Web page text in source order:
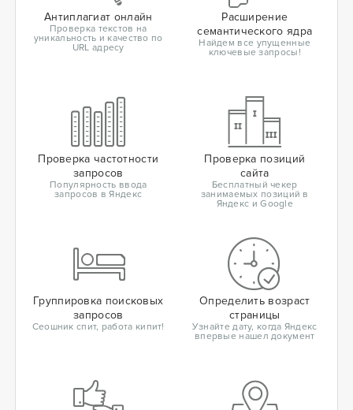
Антиплагиат онлайн
Проверка текстов на
уникальность и качество по
URL адресу
Расширение
семантического ядра
Найдем все упущенные
ключевые запросы!
Проверка частотности
запросов
Популярность ввода
запросов в Яндекс
Проверка позиций
сайта
Бесплатный чекер
занимаемых позиций в
Яндекс и Google
Группировка поисковых
запросов
Сеошник спит, работа кипит!
Определить возраст
страницы
Узнайте дату, когда Яндекс
впервые нашел документ